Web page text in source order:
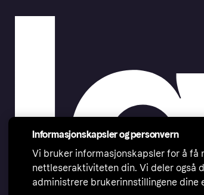
Informasjonskapsler og personvern
Vi bruker informasjonskapsler for å få
nettleseraktiviteten din. Vi deler også
administrere brukerinnstillingene